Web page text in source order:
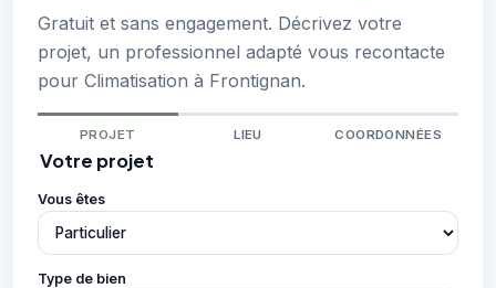
Gratuit et sans engagement. Décrivez votre
projet, un professionnel adapté vous recontacte
pour Climatisation à Frontignan.
PROJET LIEU COORDONNÉES
Votre projet
Vous êtes
Type de bien